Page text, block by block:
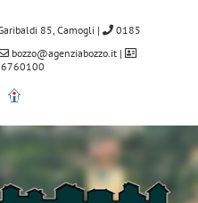
85, Camogli |
0185
bozzo@agenziabozzo.it|
Immobiliare.it